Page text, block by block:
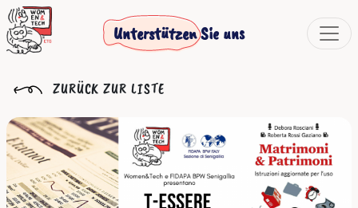
Unterstützen Sie uns
ZURÜCK ZUR LISTE